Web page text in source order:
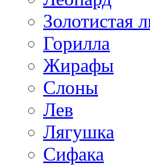
Золотистая
Горилла
Жирафы
Слоны
Лев
Лягушка
Сифака